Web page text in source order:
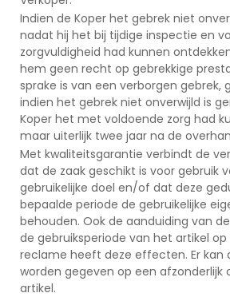
Indien de Koper het gebrek niet
nadat hij het bij tijdige inspectie en
zorgvuldigheid had kunnen
hem geen recht op gebrekkige
sprake is van een verborgen gebrek,
indien het gebrek niet onverwijld is
Koper het met voldoende zorg had
maar uiterlijk twee jaar na de
Met kwaliteitsgarantie verbindt de
dat de zaak geschikt is voor gebruik
gebruikelijke doel en/of dat deze
bepaalde periode de gebruikelijke
behouden. Ook de aanduiding van
de gebruiksperiode van het artikel
reclame heeft deze effecten. Er kan
worden gegeven op een afzonderlijk
artikel.